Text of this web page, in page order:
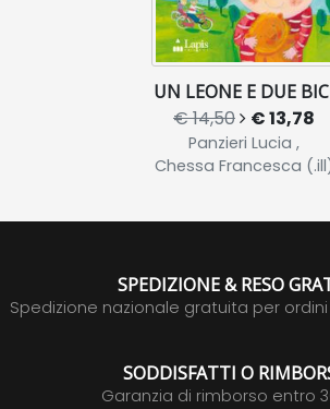
UN LEONE E DUE
€ 14,50 € 13,78
Panzieri Lucia ,
Chessa Francesca
SPEDIZIONE & RESO
Spedizione nazionale gratuita per
SODDISFATTI O
Garanzia di rimborso entro